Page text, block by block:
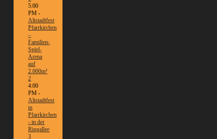
5:00
PM -
Altstadtfest
Pfarrkirchen
–
Familien-
Spiel-
Arena
auf
2.000m²
2
4:00
PM -
Altstadtfest
in
Pfarrkirchen
- in der
Ringallee
3